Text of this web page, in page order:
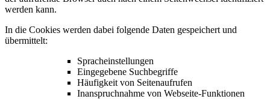
werden kann.
In die Cookies werden dabei folgende Daten gespeichert und
übermittelt:
Spracheinstellungen
Eingegebene Suchbegriffe
Häufigkeit von Seitenaufrufen
Inanspruchnahme von Webseite-Funktionen